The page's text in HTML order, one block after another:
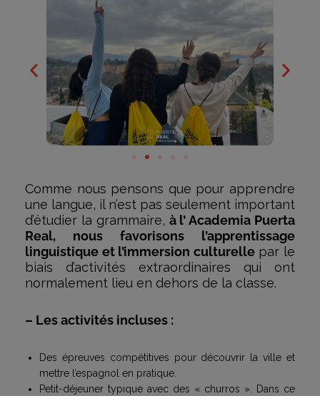
Comme nous pensons que pour apprendre
une langue, il n’est pas seulement important
d’étudier la grammaire, à l’ Academia Puerta
Real, nous favorisons l’apprentissage
linguistique et l’immersion culturellepar le
biais d’activités extraordinaires qui ont
normalement lieu en dehors de la classe.
– Les activités incluses :
Des épreuves compétitives pour découvrir la ville et
mettre l’espagnol en pratique.
Petit-déjeuner typique avec des « churros ». Dans ce